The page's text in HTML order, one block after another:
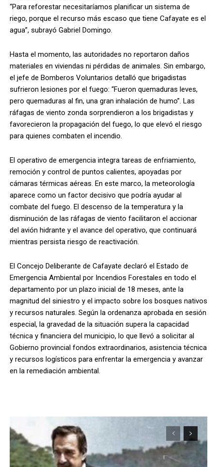
“Para reforestar necesitaríamos planificar un sistema de
riego, porque el recurso más escaso que tiene Cafayate es el
agua”, subrayó Gabriel Domingo.
Hasta el momento, las autoridades no reportaron daños
materiales en viviendas ni pérdidas de animales. Sin embargo,
el jefe de Bomberos Voluntarios detalló que brigadistas
sufrieron lesiones por el fuego: “Fueron quemaduras leves,
pero quemaduras al fin, una gran inhalación de humo”. Las
ráfagas de viento zonda sorprendieron a los brigadistas y
favorecieron la propagación del fuego, lo que elevó el riesgo
para quienes combaten el incendio.
El operativo de emergencia integra tareas de enfriamiento,
remoción y control de puntos calientes, apoyadas por
cámaras térmicas aéreas. En este marco, la meteorología
aparece como un factor decisivo que podría ayudar al
combate del fuego. El descenso de la temperatura y la
disminución de las ráfagas de viento facilitaron el accionar
del avión hidrante y el avance del operativo, que continuará
mientras persista riesgo de reactivación.
El Concejo Deliberante de Cafayate declaró el Estado de
Emergencia Ambiental por Incendios Forestales en todo el
departamento por un plazo inicial de 18 meses, ante la
magnitud del siniestro y el impacto sobre los bosques nativos
y recursos naturales. Según la ordenanza aprobada en sesión
especial, la gravedad de la situación supera la capacidad
técnica y financiera del municipio, lo que llevó a solicitar al
Gobierno provincial fondos extraordinarios, asistencia técnica
y recursos logísticos para enfrentar la emergencia y avanzar
en la remediación ambiental.